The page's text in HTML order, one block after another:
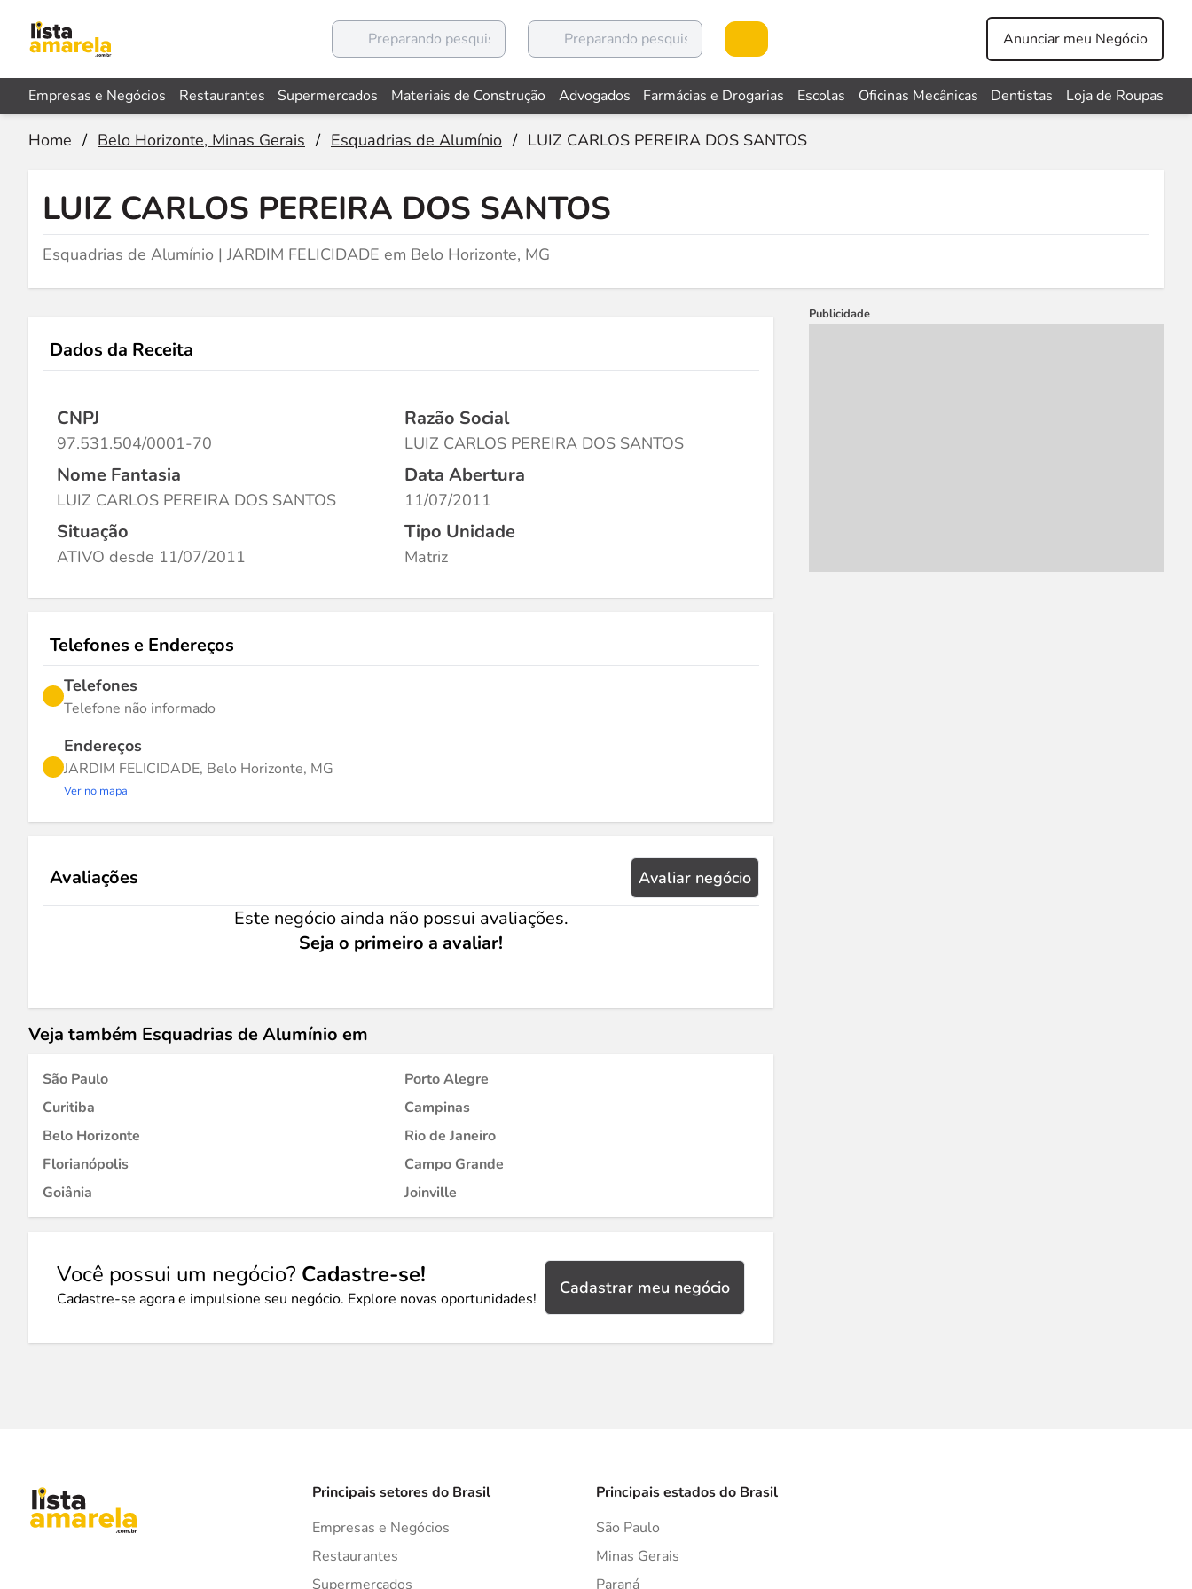
Anunciar meu Negócio
Empresas e Negócios Restaurantes Supermercados Materiais de Construção Advogados Farmácias e Drogarias Escolas Oficinas Mecânicas Dentistas Loja de Roupas
Home / Belo Horizonte, Minas Gerais / Esquadrias de Alumínio / LUIZ CARLOS PEREIRA DOS SANTOS
LUIZ CARLOS PEREIRA DOS SANTOS
Esquadrias de Alumínio | JARDIM FELICIDADE em Belo Horizonte, MG
Dados da Receita
CNPJ
97.531.504/0001-70
Razão Social
LUIZ CARLOS PEREIRA DOS SANTOS
Nome Fantasia
LUIZ CARLOS PEREIRA DOS SANTOS
Data Abertura
11/07/2011
Situação
ATIVO desde 11/07/2011
Tipo Unidade
Matriz
Telefones e Endereços
Telefones
Telefone não informado
Endereços
JARDIM FELICIDADE, Belo Horizonte, MG
Ver no mapa
Avaliações Avaliar negócio
Este negócio ainda não possui avaliações.
Seja o primeiro a avaliar!
Veja também Esquadrias de Alumínio em
São Paulo
Porto Alegre
Curitiba
Campinas
Belo Horizonte
Rio de Janeiro
Florianópolis
Campo Grande
Goiânia
Joinville
Você possui um negócio? Cadastre-se!
Cadastre-se agora e impulsione seu negócio. Explore novas oportunidades!
Cadastrar meu negócio
Publicidade
Principais setores do Brasil
Empresas e Negócios
Restaurantes
Supermercados
Principais estados do Brasil
São Paulo
Minas Gerais
Paraná